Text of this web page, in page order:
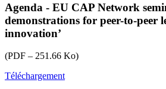
Agenda - EU CAP Network
demonstrations for peer-to-peer
innovation’
(PDF – 251.66 Ko)
Téléchargement